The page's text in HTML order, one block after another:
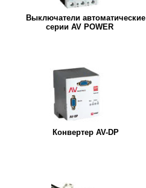
Выключатели автоматические
серии AV POWER
Конвертер AV-DP